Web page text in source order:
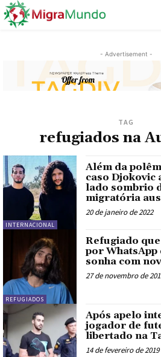
- Advertisement -
TAG
refugiados na
INTERNACIONAL
Além da
caso Djokovic
lado sombrio
migratória
20 de janeiro de 2022
REFUGIADOS
Refugiado
por WhatsApp
sonha com
27 de novembro de
Após apelo
jogador de
libertado na
14 de fevereiro de 2019